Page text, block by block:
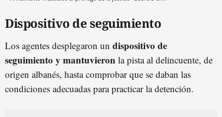
Dispositivo de seguimiento
Los agentes desplegaron un dispositivo de
seguimiento y mantuvieron la pista al delincuente, de
origen albanés, hasta comprobar que se daban las
condiciones adecuadas para practicar la detención.